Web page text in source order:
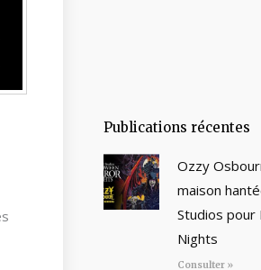
Publications récentes
Ozzy
maison
Studios
Nights
Consulter »